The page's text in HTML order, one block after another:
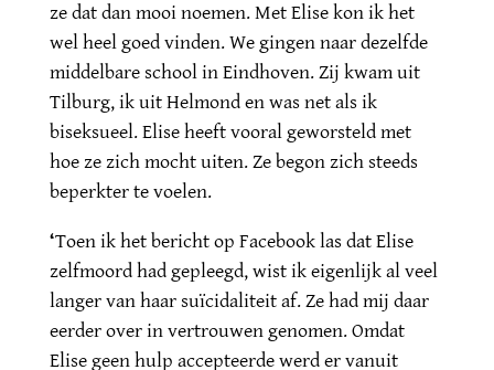
ze dat dan mooi noemen. Met Elise kon ik het
wel heel goed vinden. We gingen naar dezelfde
middelbare school in Eindhoven. Zij kwam uit
Tilburg, ik uit Helmond en was net als ik
biseksueel. Elise heeft vooral geworsteld met
hoe ze zich mocht uiten. Ze begon zich steeds
beperkter te voelen.
‘Toen ik het bericht op Facebook las dat Elise
zelfmoord had gepleegd, wist ik eigenlijk al veel
langer van haar suïcidaliteit af. Ze had mij daar
eerder over in vertrouwen genomen. Omdat
Elise geen hulp accepteerde werd er vanuit